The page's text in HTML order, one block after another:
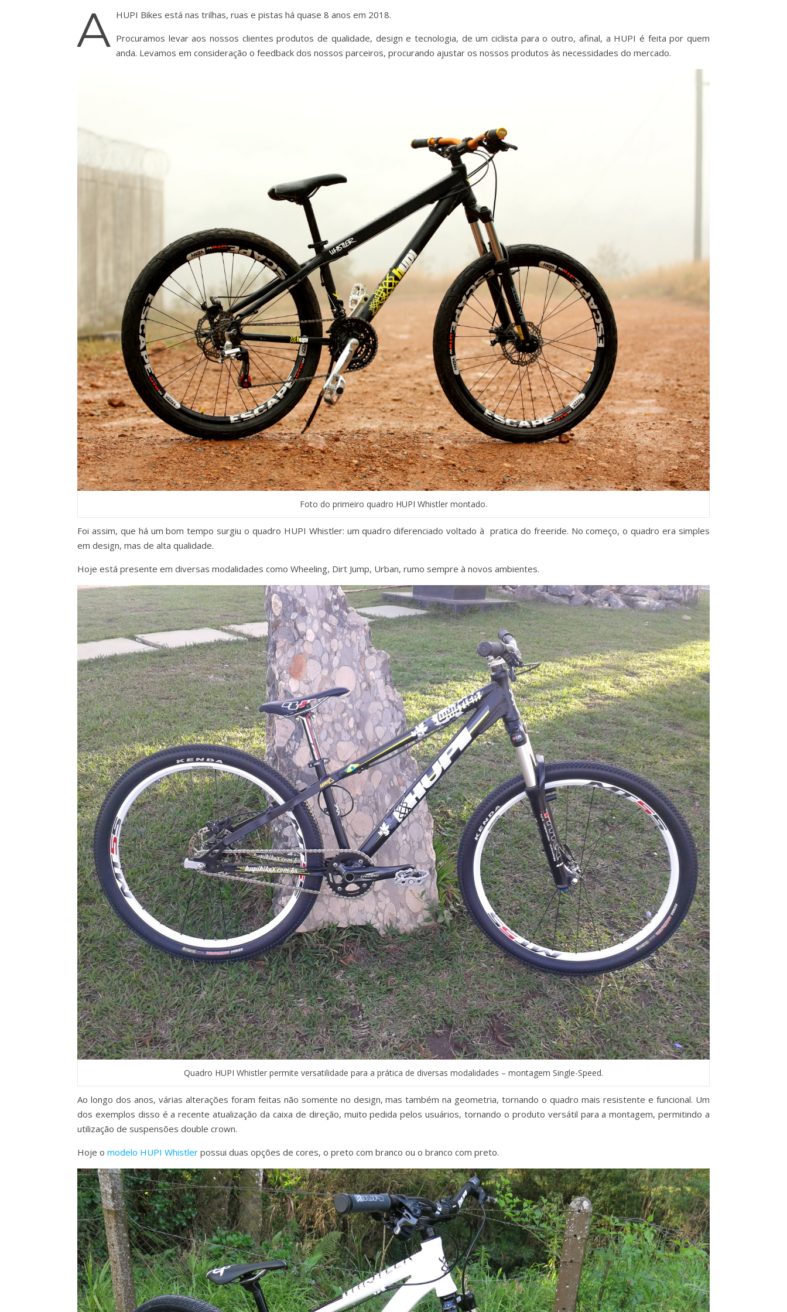
A HUPI Bikes está nas trilhas, ruas e pistas há quase 8 anos em 2018.
Procuramos levar aos nossos clientes produtos de qualidade, design e tecnologia, de um ciclista para o outro, afinal, a HUPI é feita por quem
anda. Levamos em consideração o feedback dos nossos parceiros, procurando ajustar os nossos produtos às necessidades do mercado.
Foto do primeiro quadro HUPI Whistler montado.
Foi assim, que há um bom tempo surgiu o quadro HUPI Whistler: um quadro diferenciado voltado à pratica do freeride. No começo, o quadro era simples
em design, mas de alta qualidade.
Hoje está presente em diversas modalidades como Wheeling, Dirt Jump, Urban, rumo sempre à novos ambientes.
Quadro HUPI Whistler permite versatilidade para a prática de diversas modalidades – montagem Single-Speed.
Ao longo dos anos, várias alterações foram feitas não somente no design, mas também na geometria, tornando o quadro mais resistente e funcional. Um
dos exemplos disso é a recente atualização da caixa de direção, muito pedida pelos usuários, tornando o produto versátil para a montagem, permitindo a
utilização de suspensões double crown.
Hoje o modelo HUPI Whistler possui duas opções de cores, o preto com branco ou o branco com preto.